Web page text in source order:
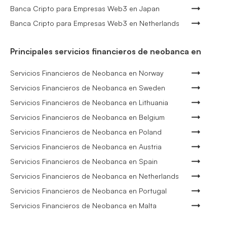
Banca Cripto para Empresas Web3 en Japan
Banca Cripto para Empresas Web3 en Netherlands
Principales servicios financieros de neobanca en
Servicios Financieros de Neobanca en Norway
Servicios Financieros de Neobanca en Sweden
Servicios Financieros de Neobanca en Lithuania
Servicios Financieros de Neobanca en Belgium
Servicios Financieros de Neobanca en Poland
Servicios Financieros de Neobanca en Austria
Servicios Financieros de Neobanca en Spain
Servicios Financieros de Neobanca en Netherlands
Servicios Financieros de Neobanca en Portugal
Servicios Financieros de Neobanca en Malta